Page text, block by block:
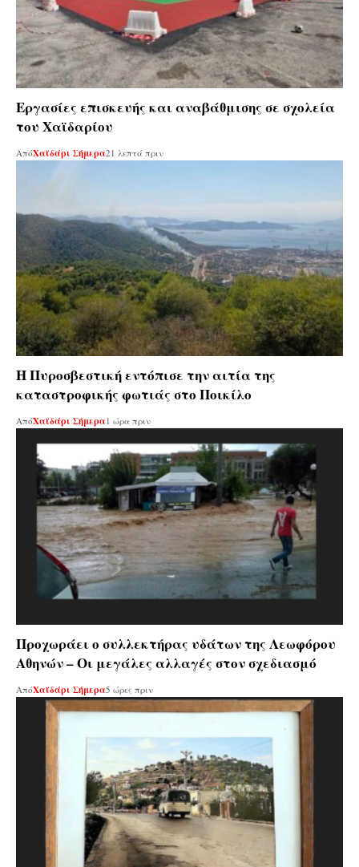
Εργασίες επισκευής και αναβάθμισης σε σχολεία
του Χαϊδαρίου
ΑπόΧαϊδάρι Σήμερα21 λεπτά πριν
Η Πυροσβεστική εντόπισε την αιτία της
καταστροφικής φωτιάς στο Ποικίλο
ΑπόΧαϊδάρι Σήμερα1 ώρα πριν
Προχωράει ο συλλεκτήρας υδάτων της Λεωφόρου
Αθηνών – Οι μεγάλες αλλαγές στον σχεδιασμό
ΑπόΧαϊδάρι Σήμερα5 ώρες πριν